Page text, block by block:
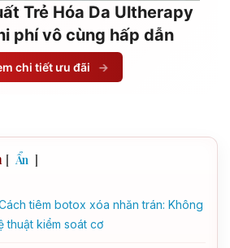
Trẻ Hóa Da Ultherapy
phí vô cùng hấp dẫn
chi tiết ưu đãi →
[ Ẩn ]
tiêm botox xóa nhăn trán: Không
thuật kiểm soát cơ